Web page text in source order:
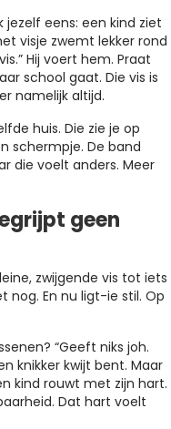
eens: een kind ziet
visje zwemt lekker rond
Hij voert hem. Praat
school gaat. Die vis is
namelijk altijd.
huis. Die zie je op
schermpje. De band
die voelt anders. Meer
geen
zwijgende vis tot iets
nog. En nu ligt-ie stil. Op
“Geeft niks joh.
knikker kwijt bent. Maar
kind rouwt met zijn hart.
Dat hart voelt